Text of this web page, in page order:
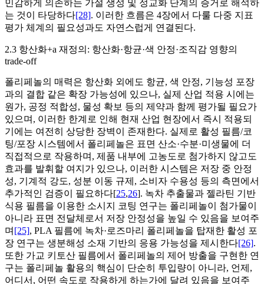
민감하게 의존하는 가설 생성 및 정교화 단계의 증거로 해석하
는 것이 타당하다[28]. 이러한 흐름은 4장에서 다룰 다중 지표
평가 체계의 필요성과도 자연스럽게 연결된다.
2.3 항산화+a 재정의: 항산화·항균·색 안정·조직감 영향의
trade-off
폴리페놀의 매력은 항산화 외에도 항균, 색 안정, 기능성 포장
과의 결합 같은 확장 가능성에 있으나, 실제 산업 적용 시에는
원가, 공정 적합성, 물성 확보 등의 제약과 함께 평가될 필요가
있으며, 이러한 한계로 인해 현재 산업 현장에서 즉시 적용되
기에는 여전히 상당한 장벽이 존재한다. 실제로 활성 필름/코
팅/포장 시스템에서 폴리페놀은 표면 산소·수분·미생물에 더
직접적으로 작용하며, 제품 내부에 고농도로 첨가하지 않고도
효과를 발휘할 여지가 있으나, 이러한 시스템은 저장 중 안정
성, 기계적 강도, 성분 이동 규제, 소비자 수용성 등의 측면에서
추가적인 검증이 필요하다[25,26]. 녹차 추출물과 젤라틴 기반
식용 필름을 이용한 소시지 코팅 연구는 폴리페놀이 첨가물이
아니라 표면 전달체로서 저장 안정성을 높일 수 있음을 보여주
며 [25], PLA 필름에 녹차·로즈마리 폴리페놀을 탑재한 활성 포
장 연구는 생분해성 소재 기반의 응용 가능성을 제시한다[26].
또한 가교 키토산 필름에서 폴리페놀의 제어 방출을 구현한 연
구는 폴리페놀 활용의 핵심이 단순히 투입량이 아니라, 언제,
어디서, 어떤 속도로 작용하게 하는가에 달려 있음을 보여주